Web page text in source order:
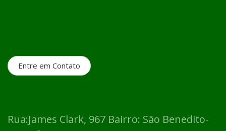
Entre em Contato
Rua:James Clark, 967 Bairro: São Benedito-